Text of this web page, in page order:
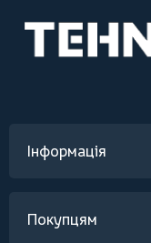
Інформація
Покупцям